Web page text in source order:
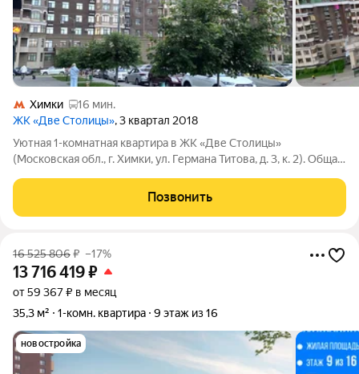
Химки
16 мин.
ЖК «Две Столицы», 3 квартал 2018
Уютная 1-комнатная квартира в ЖК «Две Столицы»
(Московская обл., г. Химки, ул. Германа Титова, д. 3, к. 2). Общая
Продуманная планировка: кухня-гостиная, выделенная зона
спальни, укомплектованная
Позвонить
16 525 806₽ –17%
13 716 419₽
от 59 367 ₽ в месяц
35,3 м²
1-комн. квартира 9 этаж из 16
новостройка